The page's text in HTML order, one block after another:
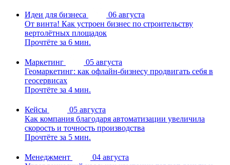
Идеи для бизнеса
06 августа
От винта! Как устроен бизнес по строительству
вертолётных площадок
Прочтёте за 6 мин.
Маркетинг
05 августа
Геомаркетинг: как офлайн-бизнесу продвигать себя в
геосервисах
Прочтёте за 4 мин.
Кейсы
05 августа
Как компания благодаря автоматизации увеличила
скорость и точность производства
Прочтёте за 5 мин.
Менеджмент
04 августа